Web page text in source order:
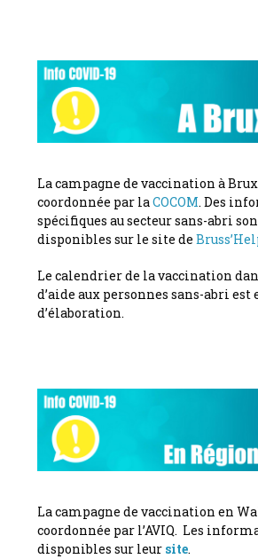
La campagne de vaccination à
coordonnée par laCOCOM. Des
spécifiques au secteur sans-abri
disponibles sur le site de
Le calendrier de la vaccination
d’aide aux personnes sans-abri est
d’élaboration.
La campagne de vaccination en
coordonnée par l’AVIQ. Les
disponibles sur leur site.